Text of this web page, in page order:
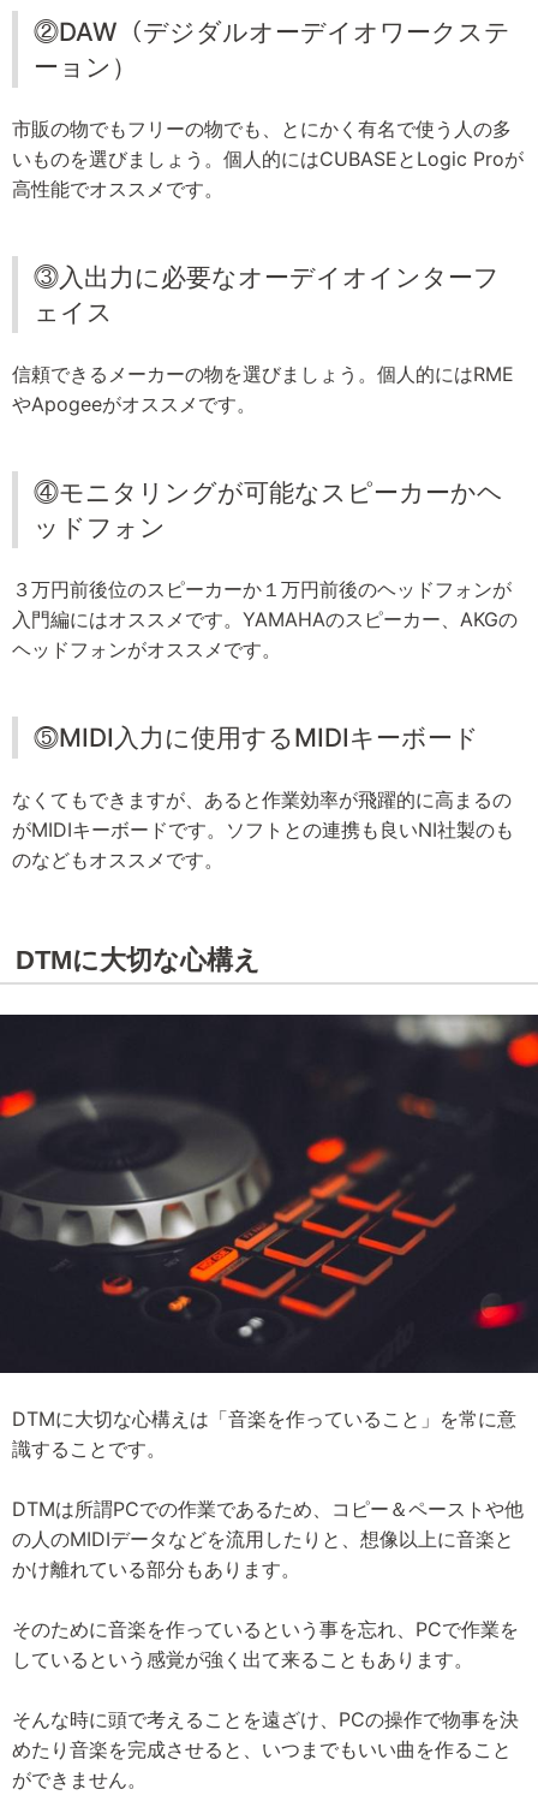
⓶DAW（デジダルオーデイオワークステ
ーョン）
市販の物でもフリーの物でも、とにかく有名で使う人の多
いものを選びましょう。個人的にはCUBASEとLogic Proが
高性能でオススメです。
⓷入出力に必要なオーデイオインターフ
ェイス
信頼できるメーカーの物を選びましょう。個人的にはRME
やApogeeがオススメです。
⓸モニタリングが可能なスピーカーかヘ
ッドフォン
３万円前後位のスピーカーか１万円前後のヘッドフォンが
入門編にはオススメです。YAMAHAのスピーカー、AKGの
ヘッドフォンがオススメです。
⓹MIDI入力に使用するMIDIキーボード
なくてもできますが、あると作業効率が飛躍的に高まるの
がMIDIキーボードです。ソフトとの連携も良いNI社製のも
のなどもオススメです。
DTMに大切な心構え
DTMに大切な心構えは「音楽を作っていること」を常に意
識することです。
DTMは所謂PCでの作業であるため、コピー＆ペーストや他
の人のMIDIデータなどを流用したりと、想像以上に音楽と
かけ離れている部分もあります。
そのために音楽を作っているという事を忘れ、PCで作業を
しているという感覚が強く出て来ることもあります。
そんな時に頭で考えることを遠ざけ、PCの操作で物事を決
めたり音楽を完成させると、いつまでもいい曲を作ること
ができません。